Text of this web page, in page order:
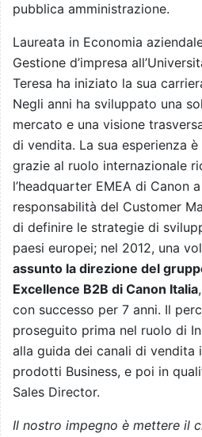
pubblica amministrazione.
Laureata in Economia
Gestione d’impresa
Teresa ha iniziato la sua
Negli anni ha sviluppato una
mercato e una visione
di vendita. La sua esperienza
grazie al ruolo internazionale
l’headquarter EMEA di Canon
responsabilità del Customer
di definire le strategie di
paesi europei; nel 2012, una
assunto la direzione del
Excellence B2B di Canon Italia
con successo per 7 anni. Il
proseguito prima nel ruolo di
alla guida dei canali di
prodotti Business, e poi in
Sales Director.
Il nostro impegno è mettere il